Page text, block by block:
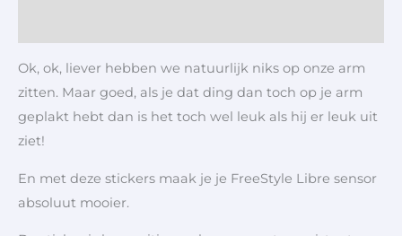
Ok, ok, liever hebben we natuurlijk niks op onze arm
zitten. Maar goed, als je dat ding dan toch op je arm
geplakt hebt dan is het toch wel leuk als hij er leuk uit
ziet!
En met deze stickers maak je je FreeStyle Libre sensor
absoluut mooier.